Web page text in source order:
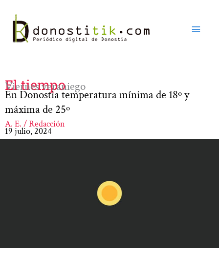
contenido
El tiempo
Viernes veraniego
En Donostia temperatura mínima de 18º y
máxima de 25º
A. E. / Redacción
19 julio, 2024